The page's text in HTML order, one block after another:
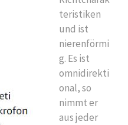
teristiken
und ist
nierenförmi
g. Es ist
omnidirekti
onal, so
nimmt er
aus jeder